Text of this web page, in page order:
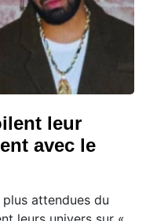
leur
avec le
plus attendues du